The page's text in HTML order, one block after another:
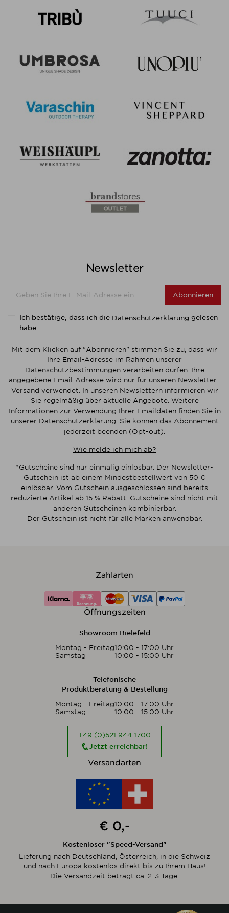
Newsletter
Abonnieren
Ich bestätige, dass ich die Datenschutzerklärung gelesen
habe.
Mit dem Klicken auf "Abonnieren" stimmen Sie zu, dass wir
Ihre Email-Adresse im Rahmen unserer
Datenschutzbestimmungen verarbeiten dürfen. Ihre
angegebene Email-Adresse wird nur für unseren Newsletter-
Versand verwendet. In unseren Newslettern informieren wir
Sie regelmäßig über aktuelle Angebote. Weitere
Informationen zur Verwendung Ihrer Emaildaten finden Sie in
unserer Datenschutzerklärung. Sie können das Abonnement
jederzeit beenden (Opt-out).
Wie melde ich mich ab?
*Gutscheine sind nur einmalig einlösbar. Der Newsletter-
Gutschein ist ab einem Mindestbestellwert von 50 €
einlösbar. Vom Gutschein ausgeschlossen sind bereits
reduzierte Artikel ab 15 % Rabatt. Gutscheine sind nicht mit
anderen Gutscheinen kombinierbar.
Der Gutschein ist nicht für alle Marken anwendbar.
Zahlarten
Öffnungszeiten
Showroom Bielefeld
Montag - Freitag10:00 - 17:00 Uhr
Samstag
10:00 - 15:00 Uhr
Telefonische
Produktberatung & Bestellung
Montag - Freitag10:00 - 17:00 Uhr
Samstag
10:00 - 15:00 Uhr
+49 (0)521 944 1700
Jetzt erreichbar!
Versandarten
€ 0,-
Kostenloser "Speed-Versand"
Lieferung nach Deutschland, Österreich, in die Schweiz
und nach Europa kostenlos direkt bis zu Ihrem Haus!
Die Versandzeit beträgt ca. 2-3 Tage.